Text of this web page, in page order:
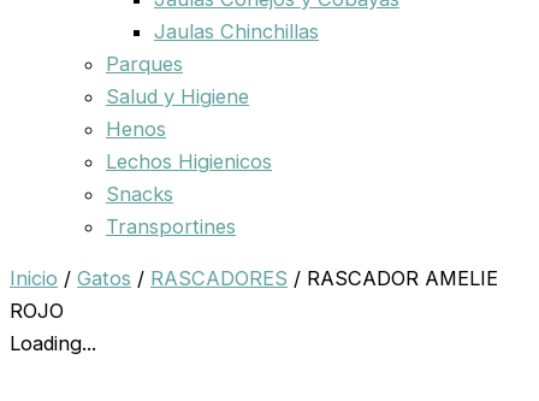
Jaulas Chinchillas
Parques
Salud y Higiene
Henos
Lechos Higienicos
Snacks
Transportines
Inicio / Gatos / RASCADORES / RASCADOR AMELIE
ROJO
Loading...